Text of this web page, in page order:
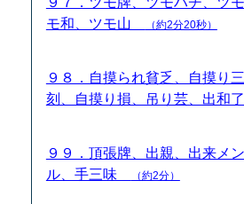
モ和、ツモ山
（約2分20秒）
９８．自摸られ貧乏、自摸り
刻、自摸り損、吊り芸、出和
９９．頂張牌、出親、出来メ
ル、手三味
（約2分）